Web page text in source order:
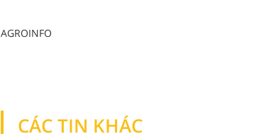
AGROINFO
CÁC TIN KHÁC